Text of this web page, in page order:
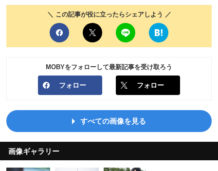
＼ この記事が役に立ったらシェアしよう ／
MOBYをフォローして最新記事を受け取ろう
フォロー フォロー
すべての画像を見る
画像ギャラリー